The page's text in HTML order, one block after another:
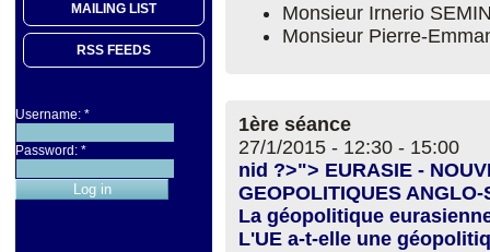
MAILING LIST
RSS FEEDS
Username: *
Password: *
Monsieur Irnerio
Monsieur Pierre-
1ère séance
27/1/2015 - 12:30 - 15:00
nid ?>"> EURASIE -
GEOPOLITIQUES ANGLO-
La géopolitique
L'UE a-t-elle une